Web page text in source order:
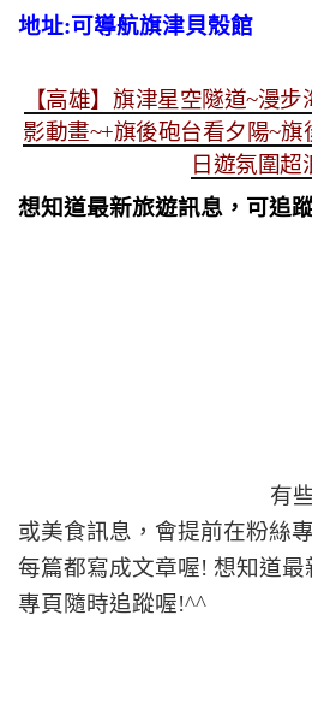
地址:可導航旗津貝殼館
【高雄】旗津星空隧道~漫
影動畫~+旗後砲台看夕陽~
日遊氛圍超
想知道最新旅遊訊息，可追
有
或美食訊息，會提前在粉絲
每篇都寫成文章喔! 想知道
專頁隨時追蹤喔!^^